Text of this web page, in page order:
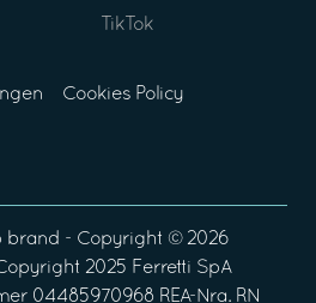
TikTok
Cookies Policy
brand - Copyright © 2026
2025 Ferretti SpA
04485970968 REA-Nra. RN